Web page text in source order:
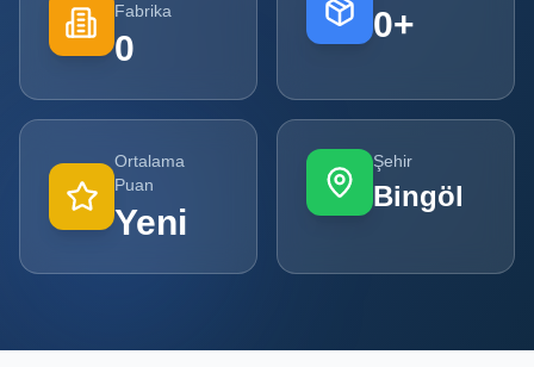
Kampanyalar
POPÜLER
Şişe ve Kavanoz Üreticileri
Ambalaj Üreticileri
Fabrika
0
0+
Ortalama
Puan
Yeni
Şehir
Bingöl